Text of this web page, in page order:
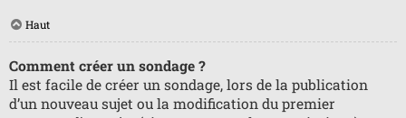
Haut
Comment créer un sondage ?
Il est facile de créer un sondage, lors de la publication
d’un nouveau sujet ou la modification du premier